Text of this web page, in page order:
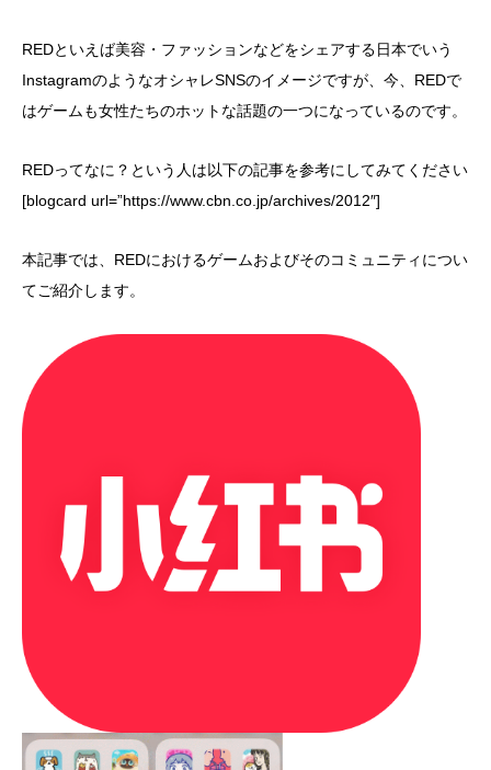
REDといえば美容・ファッションなどをシェアする日本でいう
InstagramのようなオシャレSNSのイメージですが、今、REDで
はゲームも女性たちのホットな話題の一つになっているのです。
REDってなに？という人は以下の記事を参考にしてみてください
[blogcard url=”https://www.cbn.co.jp/archives/2012″]
本記事では、REDにおけるゲームおよびそのコミュニティについ
てご紹介します。